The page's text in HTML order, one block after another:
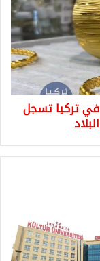
في تركيا تسجل